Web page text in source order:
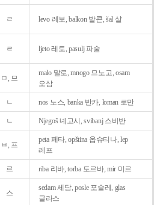
ㄹ levo 레보, balkon 발콘, šal 샬
ㄹ ljeto 레토, pasulj 파술
ㅁ, 므
malo 말로, mnogo 므노고, osam
오삼
ㄴ nos 노스, banka 반카, loman 로만
ㄴ Njegoš 녜고시, svibanj 스비반
ㅂ, 프
peta 페타, opština 옵슈티나, lep
레프
르 riba 리바, torba 토르바, mir 미르
스
sedam 세담, posle 포슬레, glas
글라스